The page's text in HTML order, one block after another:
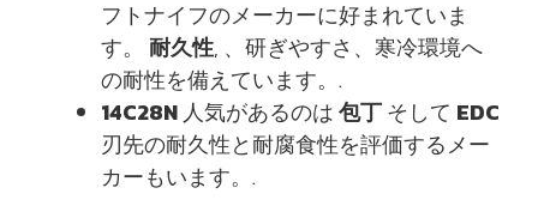
フトナイフのメーカーに好まれていま
す。 耐久性, 、研ぎやすさ、寒冷環境へ
の耐性を備えています。.
14C28N人気があるのは包丁そして EDC
刃先の耐久性と耐腐食性を評価するメー
カーもいます。.